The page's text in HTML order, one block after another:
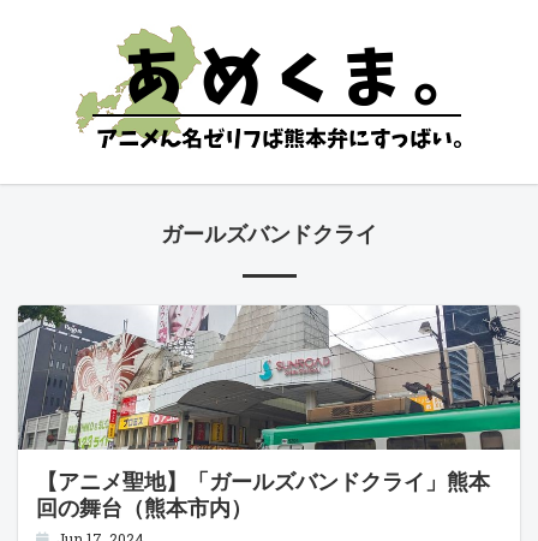
ガールズバンドクライ
【アニメ聖地】「ガールズバンドクライ」熊本
回の舞台（熊本市内）